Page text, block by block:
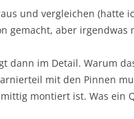
und vergleichen (hatte
gemacht, aber irgendwas
dann im Detail. Warum
mit den Pinnen
montiert ist. Was ein